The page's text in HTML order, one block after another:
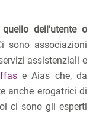
dell'utente o
sono associazioni
assistenziali e
e Aias che, da
anche erogatrici di
ci sono gli esperti